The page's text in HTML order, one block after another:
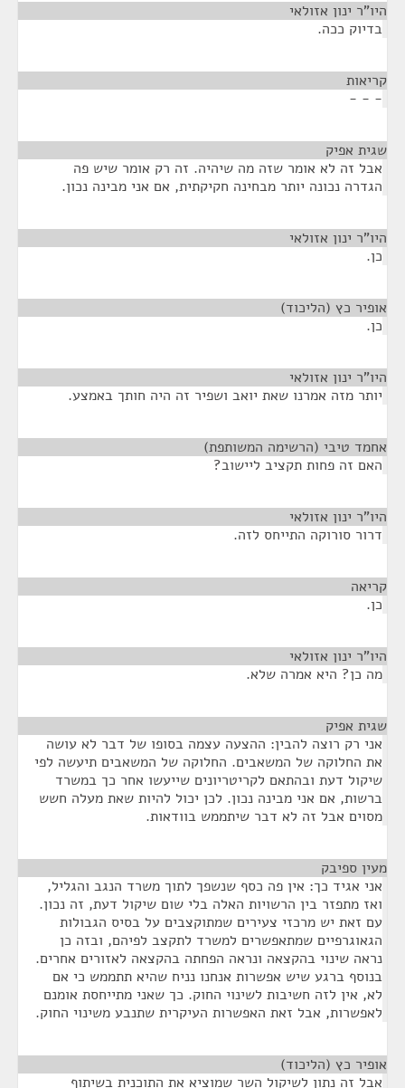
היו"ר ינון אזולאי
בדיוק ככה.
קריאות
- - -
שגית אפיק
אבל זה לא אומר שזה מה שיהיה. זה רק אומר שיש פה
הגדרה נכונה יותר מבחינה חקיקתית, אם אני מבינה נכון.
היו"ר ינון אזולאי
כן.
אופיר כץ (הליכוד)
כן.
היו"ר ינון אזולאי
יותר מזה אמרנו שאת יואב ושפיר זה היה חותך באמצע.
אחמד טיבי (הרשימה המשותפת)
האם זה פחות תקציב ליישוב?
היו"ר ינון אזולאי
דרור סורוקה התייחס לזה.
קריאה
כן.
היו"ר ינון אזולאי
מה כן? היא אמרה שלא.
שגית אפיק
אני רק רוצה להבין: ההצעה עצמה בסופו של דבר לא עושה
את החלוקה של המשאבים. החלוקה של המשאבים תיעשה לפי
שיקול דעת ובהתאם לקריטריונים שייעשו אחר כך במשרד
ברשות, אם אני מבינה נכון. לכן יכול להיות שאת מעלה חשש
מסוים אבל זה לא דבר שיתממש בוודאות.
מעין ספיבק
אני אגיד כך: אין פה כסף שנשפך לתוך משרד הנגב והגליל,
ואז מתפזר בין הרשויות האלה בלי שום שיקול דעת, זה נכון.
עם זאת יש מרכזי צעירים שמתוקצבים על בסיס הגבולות
הגאוגרפיים שמתאפשרים למשרד לתקצב לפיהם, ובזה כן
נראה שינוי בהקצאה ונראה הפחתה בהקצאה לאזורים אחרים.
בנוסף ברגע שיש אפשרות אנחנו נניח שהיא תתממש כי אם
לא, אין לזה חשיבות לשינוי החוק. כך שאני מתייחסת אומנם
לאפשרות, אבל זאת האפשרות העיקרית שתנבע משינוי החוק.
אופיר כץ (הליכוד)
אבל זה נתון לשיקול השר שמוציא את התוכנית בשיתוף